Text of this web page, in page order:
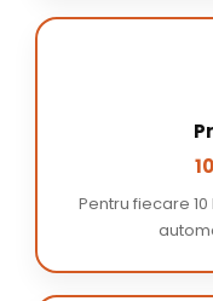
Pentru fiecare